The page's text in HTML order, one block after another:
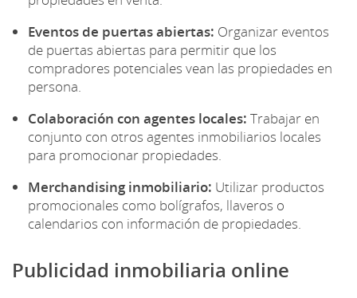
Eventos de puertas abiertas: Organizar eventos
de puertas abiertas para permitir que los
compradores potenciales vean las propiedades en
persona.
Colaboración con agentes locales: Trabajar en
conjunto con otros agentes inmobiliarios locales
para promocionar propiedades.
Merchandising inmobiliario: Utilizar productos
promocionales como bolígrafos, llaveros o
calendarios con información de propiedades.
Publicidad inmobiliaria online